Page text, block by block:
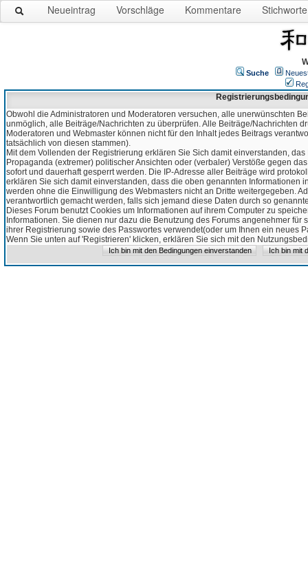
Neueintrag Vorschläge Kommentare Stichworte
Suche
Obwohl die Administratoren und Moderatoren versuchen, alle unerwünschten
unmöglich, alle Beiträge/Nachrichten zu überprüfen. Alle Beiträge/Nachrichten
Moderatoren und Webmaster können nicht für den Inhalt jedes Beitrags
tatsächlich von diesen stammen).
Mit dem Vollenden der Registrierung erklären Sie Sich damit einverstanden,
Propaganda (extremer) politischer Ansichten oder (verbaler) Verstöße gegen
sofort und dauerhaft gesperrt werden. Die IP-Adresse aller Beiträge wird
erklären Sie sich damit einverstanden, dass die oben genannten Informationen
werden ohne die Einwilligung des Webmasters nicht an Dritte weitergegeben.
verantwortlich gemacht werden, falls sich jemand diese Daten durch so
Dieses Forum benutzt Cookies um Informationen auf ihrem Computer zu
Informationen. Sie dienen nur dazu die Benutzung des Forums angenehmer
ihrer Registrierung sowie des Passwortes verwendet(oder um Ihnen ein neues
Wenn Sie unten auf 'Registrieren' klicken, erklären Sie sich mit den